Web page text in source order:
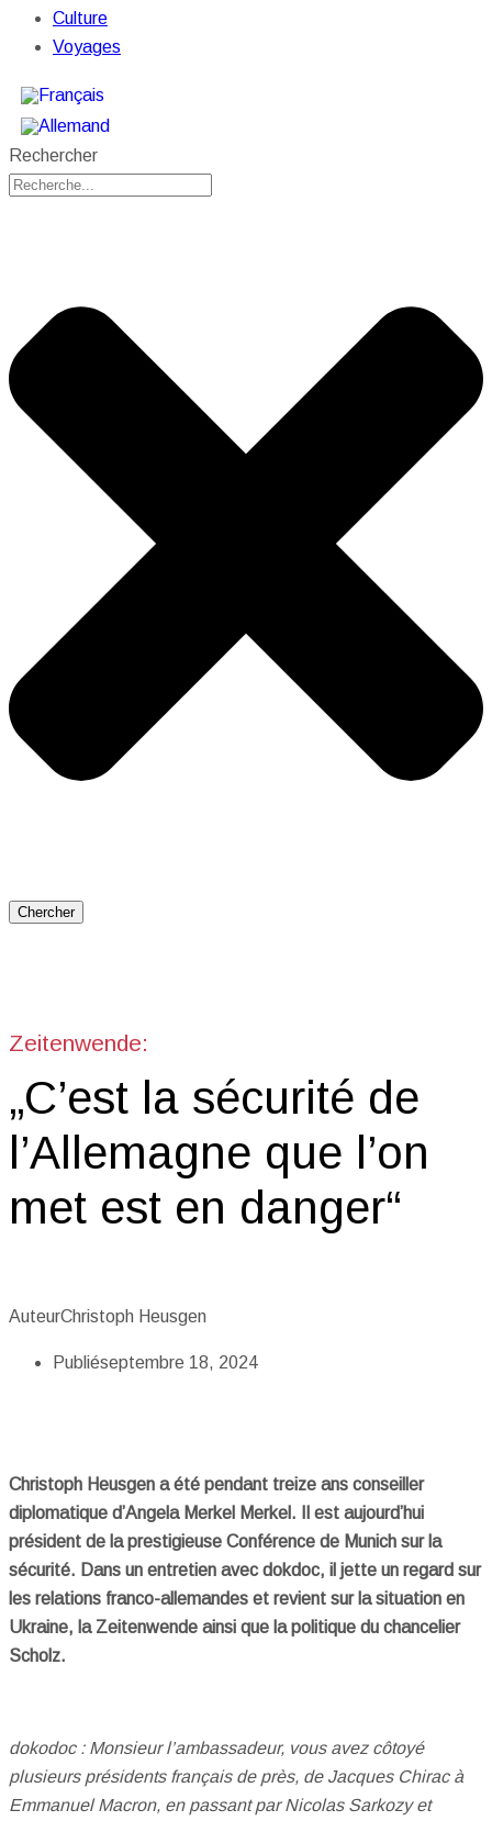
Culture
Voyages
Rechercher
Chercher
Zeitenwende:
„C’est la sécurité de
l’Allemagne que l’on
met est en danger“
AuteurChristoph Heusgen
Publiéseptembre 18, 2024
Christoph Heusgen a été pendant treize ans conseiller
diplomatique d’Angela Merkel Merkel. Il est aujourd’hui
président de la prestigieuse Conférence de Munich sur la
sécurité. Dans un entretien avec dokdoc, il jette un regard sur
les relations franco-allemandes et revient sur la situation en
Ukraine, la Zeitenwende ainsi que la politique du chancelier
Scholz.
dokodoc : Monsieur l’ambassadeur, vous avez côtoyé
plusieurs présidents français de près, de Jacques Chirac à
Emmanuel Macron, en passant par Nicolas Sarkozy et